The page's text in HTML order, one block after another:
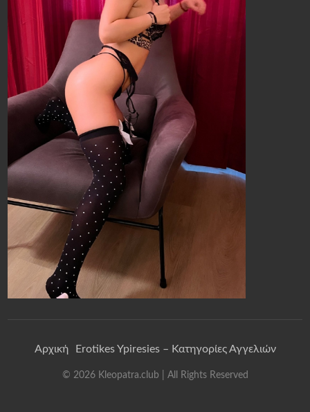
Αρχική Erotikes Ypiresies – Κατηγορίες Αγγελιών
© 2026 Kleopatra.club | All Rights Reserved